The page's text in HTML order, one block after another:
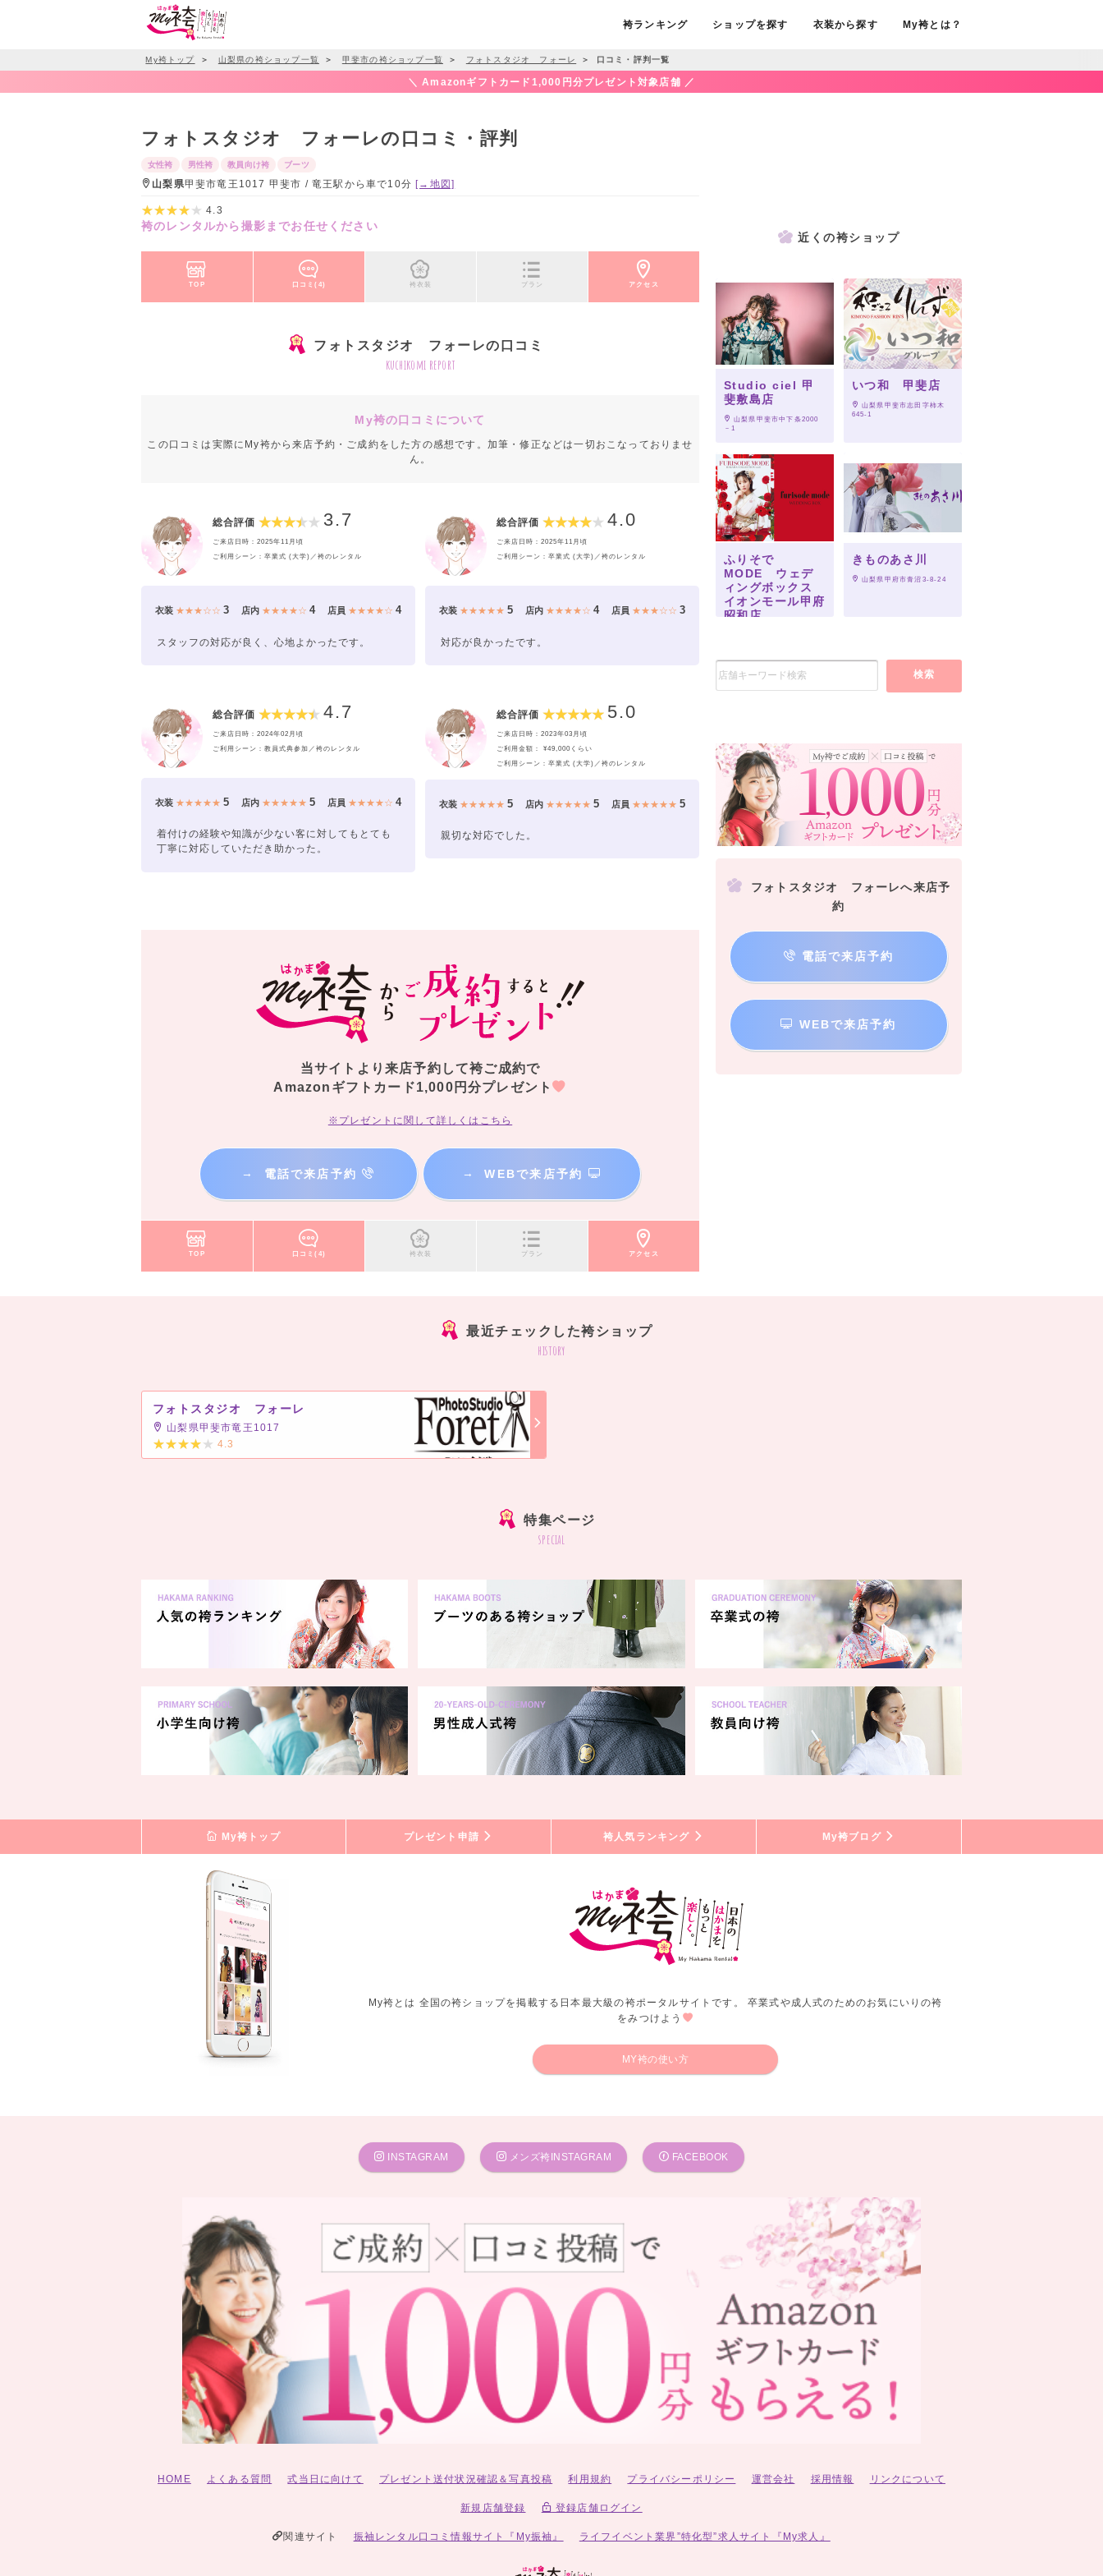
袴ランキング ショップを探す 衣装から探す My袴とは？
My袴トップ ＞ 山梨県の袴ショップ一覧 ＞ 甲斐市の袴ショップ一覧 ＞ フォトスタジオ フォーレ ＞ 口コミ・評判一覧
＼ Amazonギフトカード1,000円分プレゼント対象店舗 ／
フォトスタジオ フォーレの口コミ・評判
女性袴 男性袴 教員向け袴 ブーツ
山梨県甲斐市竜王1017 甲斐市 / 竜王駅から車で10分 [→地図]
4.3
袴のレンタルから撮影までお任せください
TOP 口コミ(4) 袴衣装 プラン アクセス
フォトスタジオ フォーレの口コミ
kuchikomi report
My袴の口コミについて
この口コミは実際にMy袴から来店予約・ご成約をした方の感想です。加筆・修正などは一切おこなっておりませ
ん。
総合評価 3.7
ご来店日時：2025年11月頃
ご利用シーン：卒業式 (大学)／袴のレンタル
衣装 ★★★☆☆3 店内 ★★★★☆ 4 店員 ★★★★☆ 4
スタッフの対応が良く、心地よかったです。
総合評価 4.0
ご来店日時：2025年11月頃
ご利用シーン：卒業式 (大学)／袴のレンタル
衣装 ★★★★★5 店内 ★★★★☆ 4 店員 ★★★☆☆ 3
対応が良かったです。
総合評価 4.7
ご来店日時：2024年02月頃
ご利用シーン：教員式典参加／袴のレンタル
衣装 ★★★★★5 店内 ★★★★★ 5 店員 ★★★★☆ 4
着付けの経験や知識が少ない客に対してもとても
丁寧に対応していただき助かった。
総合評価 5.0
ご来店日時：2023年03月頃
ご利用金額： ¥49,000くらい
ご利用シーン：卒業式 (大学)／袴のレンタル
衣装 ★★★★★5 店内 ★★★★★ 5 店員 ★★★★★ 5
親切な対応でした。
当サイトより来店予約して袴ご成約で
Amazonギフトカード1,000円分プレゼント
※プレゼントに関して詳しくはこちら
→ 電話で来店予約 → WEBで来店予約
TOP 口コミ(4) 袴衣装 プラン アクセス
近くの袴ショップ
Studio ciel 甲
斐敷島店
山梨県甲斐市中下条2000
－1
いつ和 甲斐店
山梨県甲斐市志田字柿木
645-1
ふりそで
MODE ウェデ
ィングボックス
イオンモール甲府
昭和店
きものあさ川
山梨県甲府市青沼3-8-24
検索
フォトスタジオ フォーレへ来店予
約
電話で来店予約
WEBで来店予約
最近チェックした袴ショップ
history
フォトスタジオ フォーレ
山梨県甲斐市竜王1017
4.3
特集ページ
special
My袴トップ プレゼント申請 袴人気ランキング My袴ブログ
My袴とは 全国の袴ショップを掲載する日本最大級の袴ポータルサイトです。 卒業式や成人式のためのお気にいりの袴
をみつけよう
MY袴の使い方
INSTAGRAM メンズ袴INSTAGRAM FACEBOOK
HOME よくある質問 式当日に向けて プレゼント送付状況確認＆写真投稿 利用規約 プライバシーポリシー 運営会社 採用情報 リンクについて
新規店舗登録 登録店舗ログイン
関連サイト 振袖レンタル口コミ情報サイト『My振袖』 ライフイベント業界”特化型”求人サイト『My求人』